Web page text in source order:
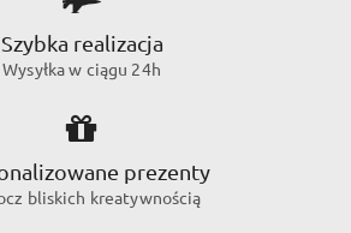
Szybka realizacja
Wysyłka w ciągu 24h
prezenty
bliskich kreatywnością